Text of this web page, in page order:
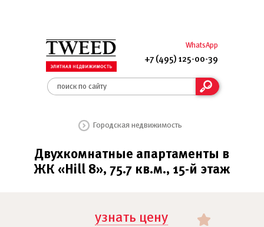
WhatsApp
+7 (495) 125-00-39
Городская недвижимость
Двухкомнатные апартаменты в
ЖК «Hill 8», 75.7 кв.м., 15-й этаж
узнать цену